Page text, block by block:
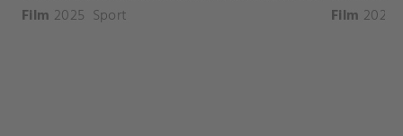
Film 2025 Sport Film 2026